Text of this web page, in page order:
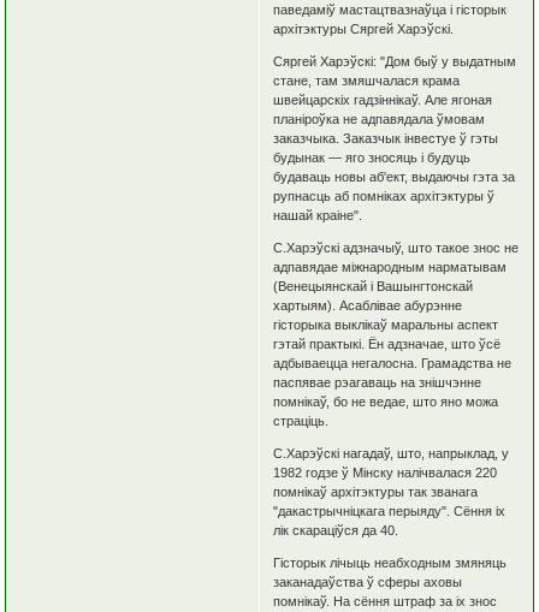
паведаміў мастацтвазнаўца і гісторык
архітэктуры Сяргей Харэўскі.
Сяргей Харэўскі: "Дом быў у выдатным
стане, там змяшчалася крама
швейцарскіх гадзіннікаў. Але ягоная
планіроўка не адпавядала ўмовам
заказчыка. Заказчык інвестуе ў гэты
будынак — яго зносяць і будуць
будаваць новы аб'ект, выдаючы гэта за
рупнасць аб помніках архітэктуры ў
нашай краіне".
С.Харэўскі адзначыў, што такое знос не
адпавядае міжнародным нарматывам
(Венецыянскай і Вашынгтонскай
хартыям). Асаблівае абурэнне
гісторыка выклікаў маральны аспект
гэтай практыкі. Ён адзначае, што ўсё
адбываецца негалосна. Грамадства не
паспявае рэагаваць на знішчэнне
помнікаў, бо не ведае, што яно можа
страціць.
С.Харэўскі нагадаў, што, напрыклад, у
1982 годзе ў Мінску налічвалася 220
помнікаў архітэктуры так званага
"дакастрычніцкага перыяду". Сёння іх
лік скараціўся да 40.
Гісторык лічыць неабходным змяняць
заканадаўства ў сферы аховы
помнікаў. На сёння штраф за іх знос